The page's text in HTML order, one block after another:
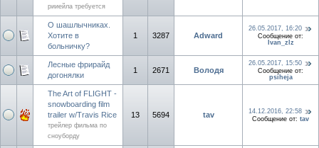
рииейла требуется
О шашлычниках.
Хотите в
больничку?
1 3287 Adward
26.05.2017, 16:20
Сообщение от:
Ivan_zlz
Лесные фрирайд
догонялки
1 2671 Володя
26.05.2017, 15:50
Сообщение от:
psiheja
The Art of FLIGHT -
snowboarding film
trailer w/Travis Rice
трейлер фильма по
сноуборду
13 5694 tav
14.12.2016, 22:58
Сообщение от: tav